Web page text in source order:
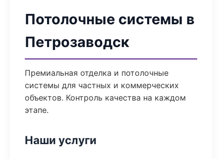
Потолочные системы в
Петрозаводск
Премиальная отделка и потолочные
системы для частных и коммерческих
объектов. Контроль качества на каждом
этапе.
Наши услуги